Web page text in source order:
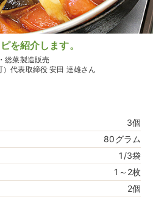
を紹介します。
総菜製造販売
代表取締役 安田 達雄さん
3個
80グラム
1/3袋
1～2枚
2個